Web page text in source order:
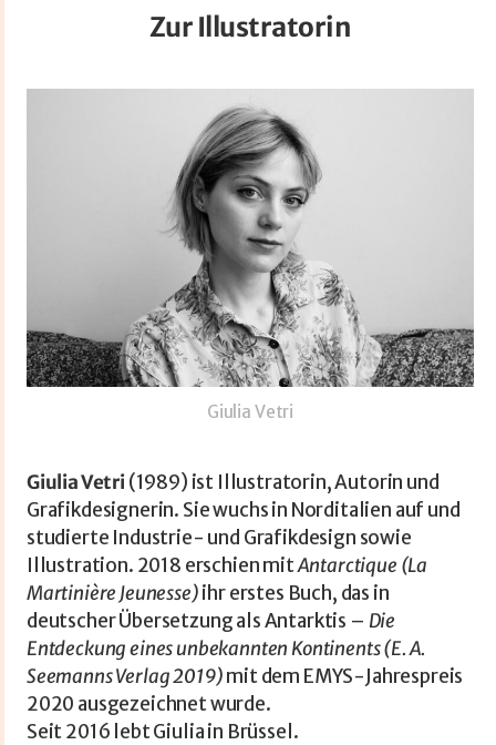
Zur Illustratorin
Giulia Vetri
Giulia Vetri(1989) ist Illustratorin, Autorin und
Grafikdesignerin. Sie wuchs in Norditalien auf und
studierte Industrie- und Grafikdesign sowie
Illustration. 2018 erschien mitAntarctique (La
Martinière Jeunesse)ihr erstes Buch, das in
deutscher Übersetzung als Antarktis – Die
Entdeckung eines unbekannten Kontinents (E. A.
Seemanns Verlag 2019)mit dem EMYS-Jahrespreis
2020 ausgezeichnet wurde.
Seit 2016 lebt Giulia in Brüssel.